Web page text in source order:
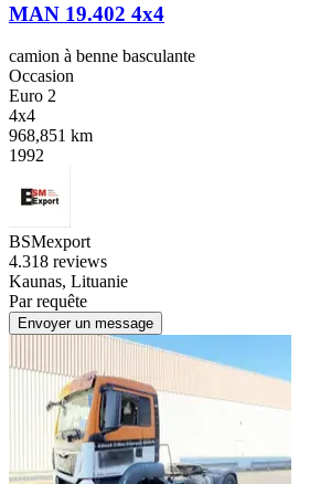
MAN 19.402 4x4
camion à benne basculante
Occasion
Euro 2
4x4
968,851 km
1992
BSMexport
4.318 reviews
Kaunas, Lituanie
Par requête
Envoyer un message